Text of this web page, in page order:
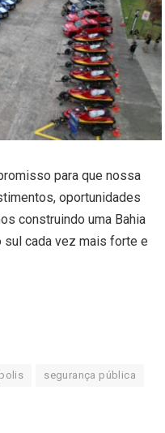
para que nossa
oportunidades
construindo uma Bahia
sul cada vez mais forte e
segurança pública